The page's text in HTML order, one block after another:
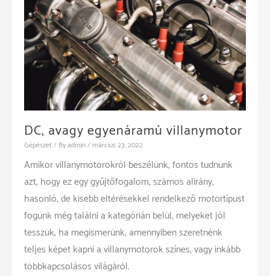
DC, avagy egyenáramú villanymotor
Gépészet/ Byadmin/március 23, 2022
Amikor villanymotorokról beszélünk, fontos tudnunk
azt, hogy ez egy gyűjtőfogalom, számos alirány,
hasonló, de kisebb eltérésekkel rendelkező motortípust
fogunk még találni a kategórián belül, melyeket jól
tesszük, ha megismerünk, amennyiben szeretnénk
teljes képet kapni a villanymotorok színes, vagy inkább
többkapcsolásos világáról.